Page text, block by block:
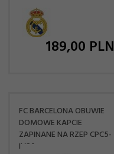
189,00 PLN
FC BARCELONA OBUWIE
DOMOWE KAPCIE
ZAPINANE NA RZEP CPC5-
IV20